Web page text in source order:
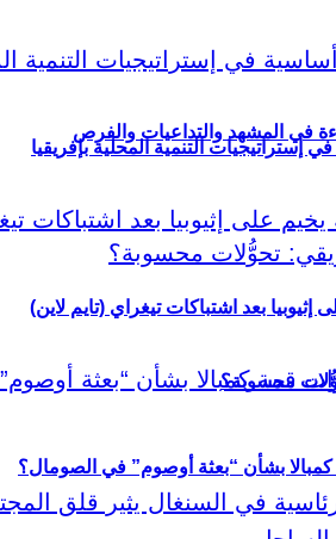
في المشهد والتداعيات والفرص
محسوبة؟
إستراتيجيات التنمية المحلية بإفريقيا
بعد اشتباكات تيغراي (تايم لاين)